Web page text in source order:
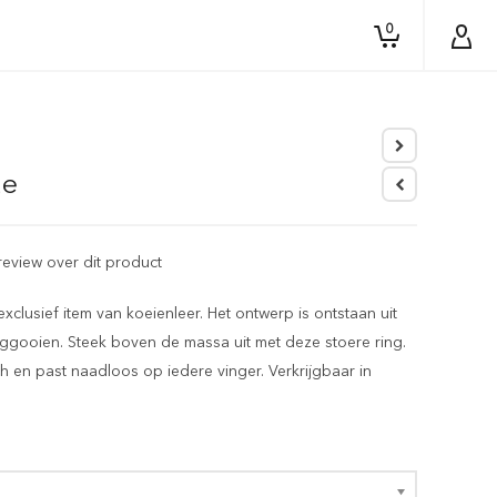
0
over dit product
exclusief item van koeienleer. Het ontwerp is ontstaan uit
Steek boven de massa uit met deze stoere ring.
en past naadloos op iedere vinger. Verkrijgbaar in